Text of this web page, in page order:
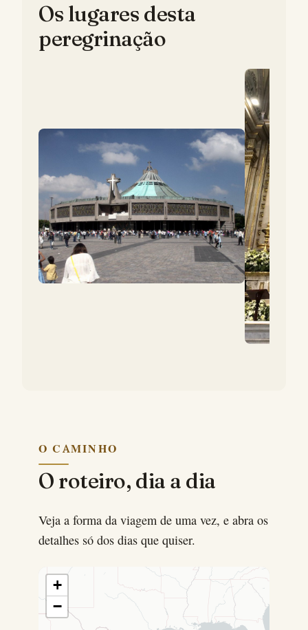
Os lugares desta
peregrinação
O CAMINHO
O roteiro, dia a dia
Veja a forma da viagem de uma vez, e abra os
detalhes só dos dias que quiser.
+
−